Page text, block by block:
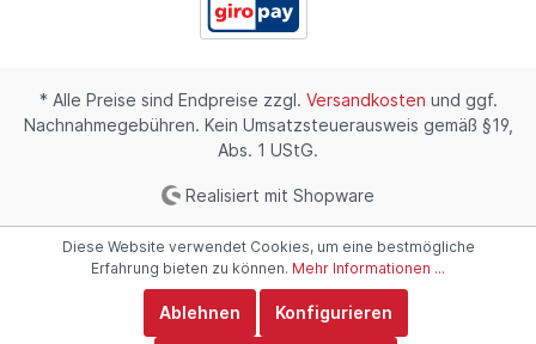
* Alle Preise sind Endpreise zzgl. Versandkosten und ggf.
Nachnahmegebühren. Kein Umsatzsteuerausweis gemäß §19,
Abs. 1 UStG.
Realisiert mit Shopware
Diese Website verwendet Cookies, um eine bestmögliche
Erfahrung bieten zu können. Mehr Informationen ...
Ablehnen Konfigurieren